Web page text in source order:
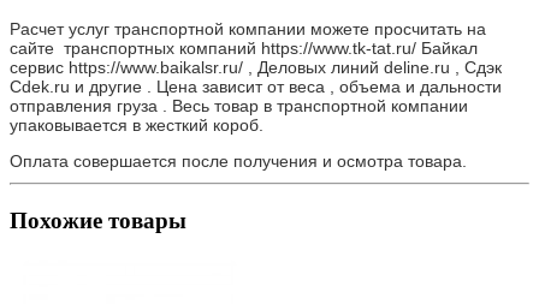
Расчет услуг транспортной компании можете просчитать на
сайте транспортных компаний https://www.tk-tat.ru/ Байкал
сервис https://www.baikalsr.ru/ , Деловых линий deline.ru , Сдэк
Cdek.ru и другие . Цена зависит от веса , объема и дальности
отправления груза . Весь товар в транспортной компании
упаковывается в жесткий короб.
Оплата совершается после получения и осмотра товара.
Похожие товары